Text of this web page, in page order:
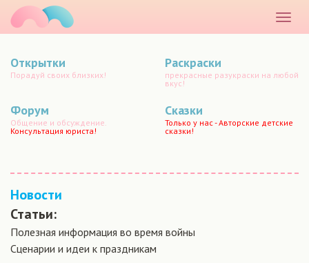
меню
Открытки
Порадуй своих близких!
Раскраски
прекрасные разукраски на любой
вкус!
Форум
Общение и обсуждение.
Консультация юриста!
Сказки
Только у нас - Авторские детские
сказки!
Новости
Статьи:
Полезная информация во время войны
Сценарии и идеи к праздникам